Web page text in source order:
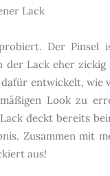
Lack
Der Pinsel
Lack eher
entwickelt, wie
Look zu
deckt bereits
Zusammen mit
aus!